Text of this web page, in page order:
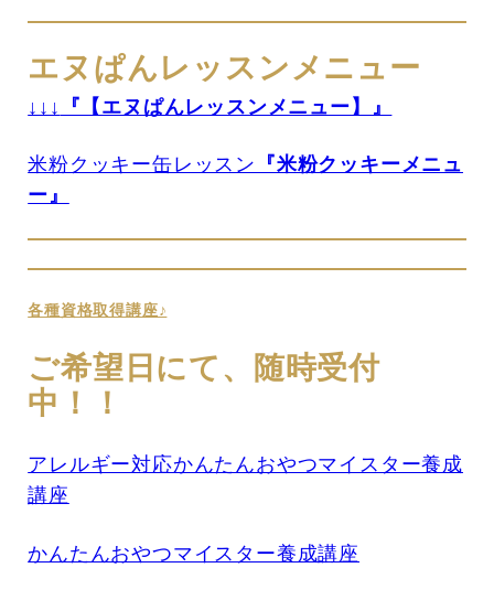
エヌぱんレッスンメニュー
↓↓↓ 『【エヌぱんレッスンメニュー】』
米粉クッキー缶レッスン 『米粉クッキーメニュ
ー』
各種資格取得講座♪
ご希望日にて、随時受付
中！！
アレルギー対応かんたんおやつマイスター養成
講座
かんたんおやつマイスター養成講座